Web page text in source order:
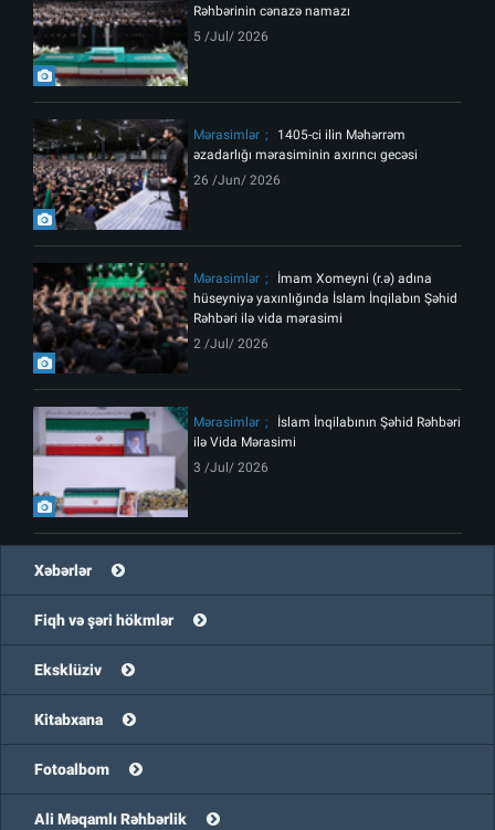
Rəhbərinin cənazə namazı
5 /Jul/ 2026
Mərasimlər
1405-ci ilin Məhərrəm
əzadarlığı mərasiminin axırıncı gecəsi
26 /Jun/ 2026
Mərasimlər
İmam Xomeyni (r.ə) adına
hüseyniyə yaxınlığında İslam İnqilabın Şəhid
Rəhbəri ilə vida mərasimi
2 /Jul/ 2026
Mərasimlər
İslam İnqilabının Şəhid Rəhbəri
ilə Vida Mərasimi
3 /Jul/ 2026
Xəbərlər
Fiqh və şəri hökmlər
Eksklüziv
Kitabxana
Fotoalbom
Ali Məqamlı Rəhbərlik